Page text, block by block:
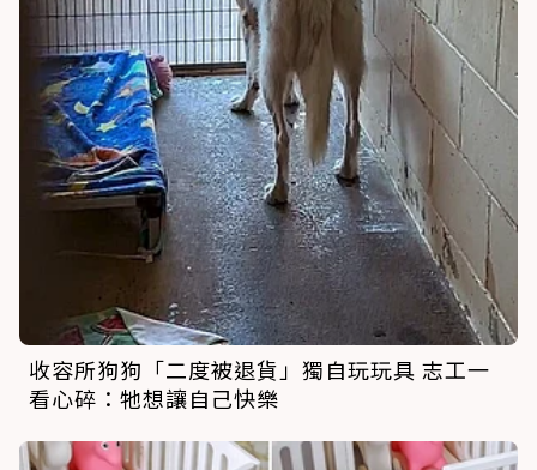
收容所狗狗「二度被退貨」獨自玩玩具 志工一
看心碎：牠想讓自己快樂